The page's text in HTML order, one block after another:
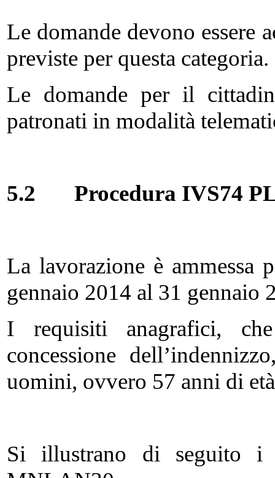
Le domande devono essere
previste per questa categoria.
Le domande per il
patronati in modalità
5.2 Procedura IVS74
La lavorazione è ammessa
gennaio 2014 al 31 gennaio
I requisiti anagrafici,
concessione
uomini, ovvero 57 anni di
Si illustrano di seguito i